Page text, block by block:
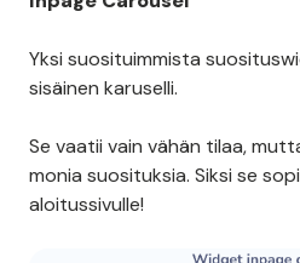
Yksi suosituimmista
sisäinen karuselli.
Se vaatii vain vähän tilaa,
monia suosituksia. Siksi se
aloitussivulle!